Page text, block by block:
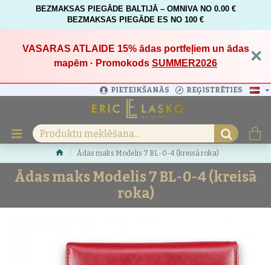
BEZMAKSAS PIEGĀDE BALTIJĀ – OMNIVA NO 0.00 €
BEZMAKSAS PIEGĀDE ES NO 100 €
VASARAS ATLAIDE 15%ādas portfeļiem un ādas
mapēm · Promokods SUMMER2026 ×
PIETEIKŠANĀS REĢISTRĒTIES
Ādas maks Modelis 7 BL-0-4 (kreisā roka)
Ādas maks Modelis 7 BL-0-4 (kreisā
roka)